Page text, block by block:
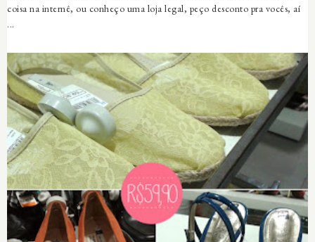
coisa na internê, ou conheço uma loja legal, peço desconto pra vocês, aí
...